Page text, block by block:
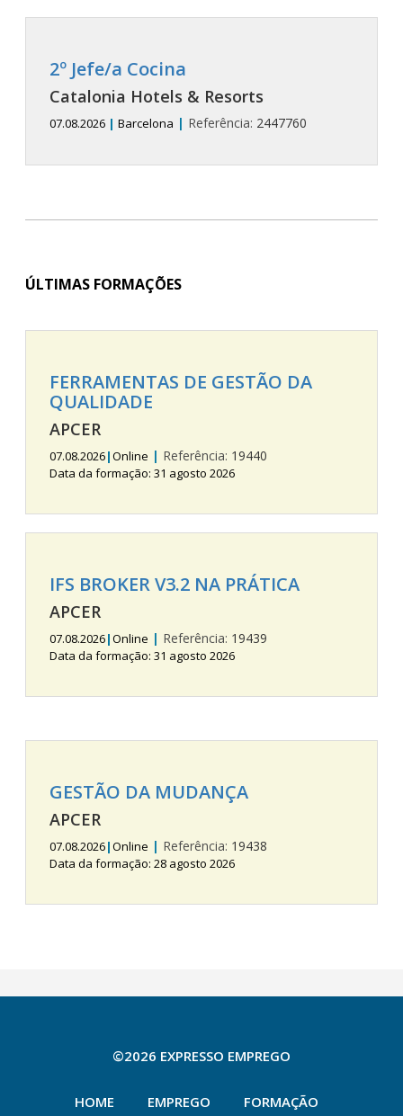
2º Jefe/a Cocina
Catalonia Hotels & Resorts
07.08.2026 | Barcelona | Referência: 2447760
ÚLTIMAS FORMAÇÕES
FERRAMENTAS DE GESTÃO DA
QUALIDADE
APCER
07.08.2026|Online | Referência: 19440
Data da formação: 31 agosto 2026
IFS BROKER V3.2 NA PRÁTICA
APCER
07.08.2026|Online | Referência: 19439
Data da formação: 31 agosto 2026
GESTÃO DA MUDANÇA
APCER
07.08.2026|Online | Referência: 19438
Data da formação: 28 agosto 2026
©2026 EXPRESSO EMPREGO
HOME EMPREGO FORMAÇÃO